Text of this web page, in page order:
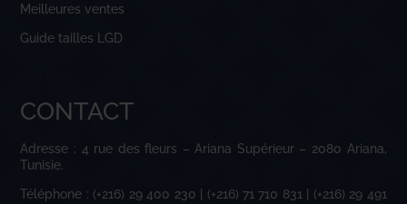
Meilleures ventes
Guide tailles LGD
CONTACT
Adresse : 4 rue des fleurs – Ariana Supérieur – 2080 Ariana,
Tunisie.
Téléphone : (+216) 29 400 230 | (+216) 71 710 831 | (+216) 29 491